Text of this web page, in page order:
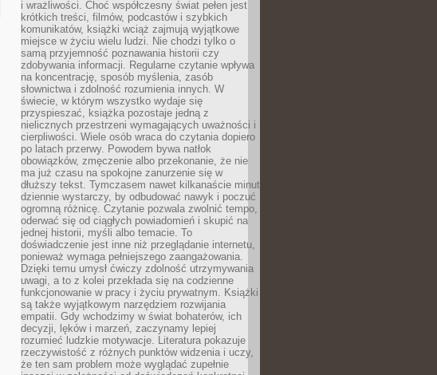
i wrażliwości. Choć współczesny świat pełen jest
krótkich treści, filmów, podcastów i szybkich
komunikatów, książki wciąż zajmują wyjątkowe
miejsce w życiu wielu ludzi. Nie chodzi tylko o
samą przyjemność poznawania historii czy
zdobywania informacji. Regularne czytanie wpływa
na koncentrację, sposób myślenia, zasób
słownictwa i zdolność rozumienia innych. W
świecie, w którym wszystko wydaje się
przyspieszać, książka pozostaje jedną z
nielicznych przestrzeni wymagających uważności i
cierpliwości. Wiele osób wraca do czytania dopiero
po latach przerwy. Powodem bywa natłok
obowiązków, zmęczenie albo przekonanie, że nie
ma już czasu na spokojne zanurzenie się w
dłuższy tekst. Tymczasem nawet kilkanaście minut
dziennie wystarczy, by odbudować nawyk i poczuć
ogromną różnicę. Czytanie pozwala zwolnić tempo,
oderwać się od ciągłych powiadomień i skupić na
jednej historii, myśli albo temacie. To
doświadczenie jest inne niż przeglądanie internetu,
ponieważ wymaga pełniejszego zaangażowania.
Dzięki temu umysł ćwiczy zdolność utrzymywania
uwagi, a to z kolei przekłada się na codzienne
funkcjonowanie w pracy i życiu prywatnym. Książki
są także wyjątkowym narzędziem rozwijania
empatii. Gdy wchodzimy w świat bohaterów, ich
decyzji, lęków i marzeń, zaczynamy lepiej
rozumieć ludzkie motywacje. Literatura pokazuje
rzeczywistość z różnych punktów widzenia i uczy,
że ten sam problem może wyglądać zupełnie